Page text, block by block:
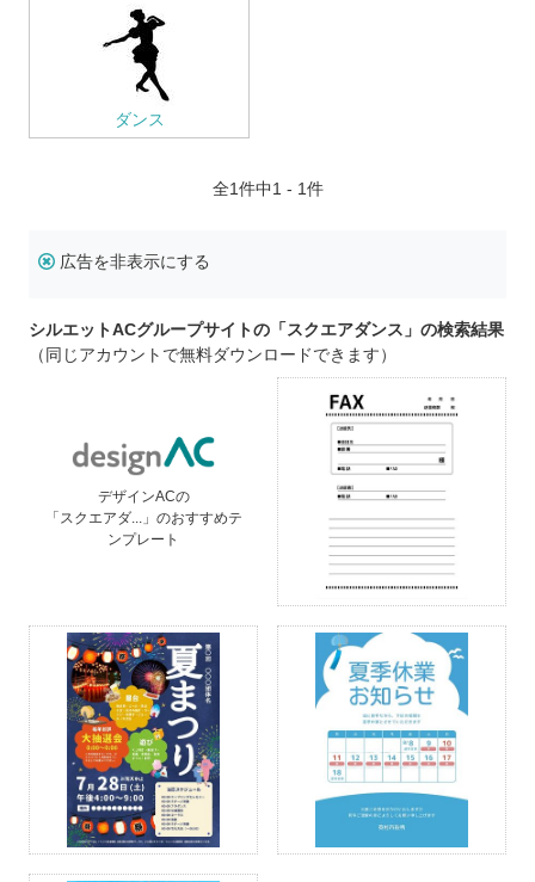
ダンス
全1件中1 - 1件
広告を非表示にする
シルエットACグループサイトの「スクエアダンス」の検索結果
（同じアカウントで無料ダウンロードできます）
デザインACの
「スクエアダ...」のおすすめテ
ンプレート